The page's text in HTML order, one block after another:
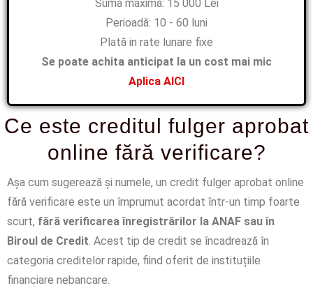
Suma maximă: 15 000 Lei
Perioadă: 10 - 60 luni
Plată in rate lunare fixe
Se poate achita anticipat la un cost mai mic
Aplica AICI
Ce este creditul fulger aprobat
online fără verificare?
Așa cum sugerează și numele, un credit fulger aprobat online
fără verificare este un împrumut acordat într-un timp foarte
scurt, fără verificarea înregistrărilor la ANAF sau în
Biroul de Credit. Acest tip de credit se încadrează în
categoria creditelor rapide, fiind oferit de instituțiile
financiare nebancare.